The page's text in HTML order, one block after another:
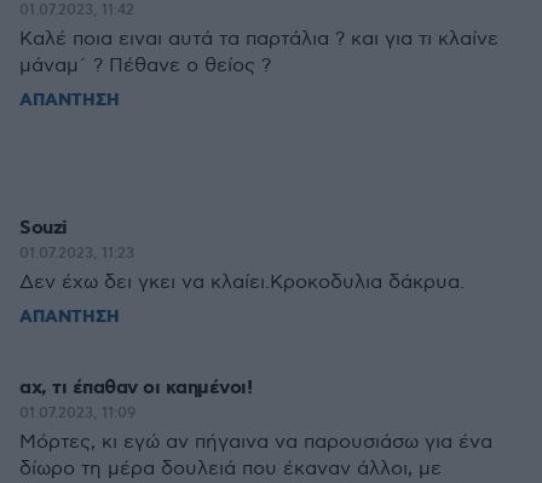
01.07.2023, 11:42
Καλέ ποια ειναι αυτά τα παρτάλια ? και για τι κλαίνε
μάναμ´ ? Πέθανε ο θείος ?
ΑΠΑΝΤΗΣΗ
Souzi
01.07.2023, 11:23
Δεν έχω δει γκει να κλαίει.Κροκοδυλια δάκρυα.
ΑΠΑΝΤΗΣΗ
αχ, τι έπαθαν οι καημένοι!
01.07.2023, 11:09
Μόρτες, κι εγώ αν πήγαινα να παρουσιάσω για ένα
δίωρο τη μέρα δουλειά που έκαναν άλλοι, με